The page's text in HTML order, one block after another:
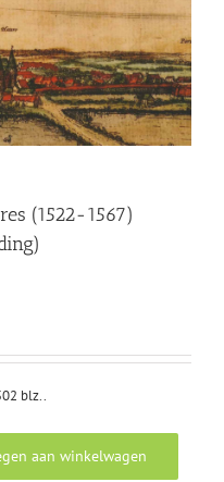
(1522-1567)
blz..
aan winkelwagen